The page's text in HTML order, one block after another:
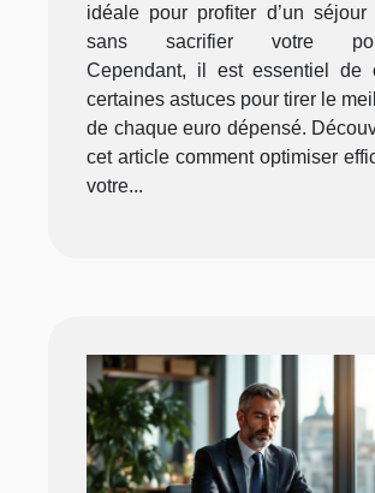
idéale pour profiter d’un séjour
sans sacrifier votre
Cependant, il est essentiel de
certaines astuces pour tirer le
de chaque euro dépensé.
cet article comment optimiser
votre...